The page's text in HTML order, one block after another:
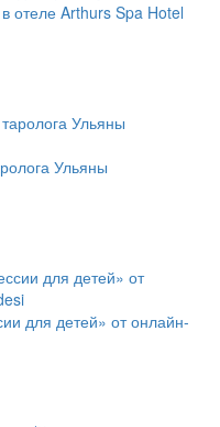
отеле Arthurs Spa Hotel
Ульяны
для детей» от онлайн-